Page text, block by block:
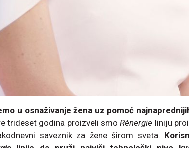
u osnaživanje žena uz pomoć
trideset godina proizveli smo Rénergie liniju
saveznik za žene širom sveta.